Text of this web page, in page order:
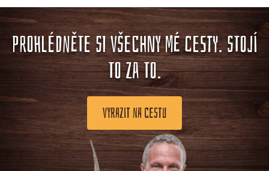
PROHLÉDNĚTE SI VŠECHNY MÉ CESTY. STOJÍ
TO ZA TO.
VYRAZIT NA CESTU